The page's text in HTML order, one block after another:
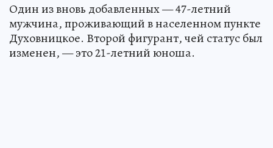
Один из вновь добавленных — 47-летний
мужчина, проживающий в населенном пункте
Духовницкое. Второй фигурант, чей статус был
изменен, — это 21-летний юноша.